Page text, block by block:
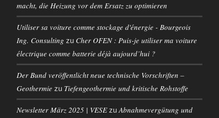
macht, die Heizung vor dem Ersatz zu optimieren
Utiliser sa voiture comme stockage d'énergie - Bourgeois
Ing. Consulting zu Cher OFEN : Puis-je utiliser ma voiture
électrique comme batterie déjà aujourd’hui ?
Der Bund veröffentlicht neue technische Vorschriften –
Geothermie zu Tiefengeothermie und kritische Rohstoffe
Newsletter März 2025 | VESEzu Abnahmevergütung und